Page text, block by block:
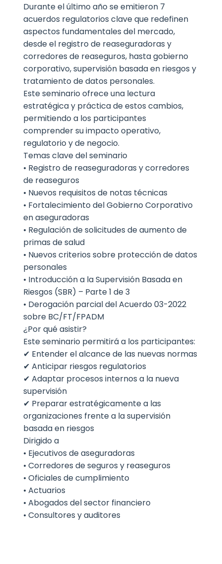
Durante el último año se emitieron 7
acuerdos regulatorios clave que redefinen
aspectos fundamentales del mercado,
desde el registro de reaseguradoras y
corredores de reaseguros, hasta gobierno
corporativo, supervisión basada en riesgos y
tratamiento de datos personales.
Este seminario ofrece una lectura
estratégica y práctica de estos cambios,
permitiendo a los participantes
comprender su impacto operativo,
regulatorio y de negocio.
Temas clave del seminario
• Registro de reaseguradoras y corredores
de reaseguros
• Nuevos requisitos de notas técnicas
• Fortalecimiento del Gobierno Corporativo
en aseguradoras
• Regulación de solicitudes de aumento de
primas de salud
• Nuevos criterios sobre protección de datos
personales
• Introducción a la Supervisión Basada en
Riesgos (SBR) – Parte 1 de 3
• Derogación parcial del Acuerdo 03-2022
sobre BC/FT/FPADM
¿Por qué asistir?
Este seminario permitirá a los participantes:
✔ Entender el alcance de las nuevas normas
✔ Anticipar riesgos regulatorios
✔ Adaptar procesos internos a la nueva
supervisión
✔ Preparar estratégicamente a las
organizaciones frente a la supervisión
basada en riesgos
Dirigido a
• Ejecutivos de aseguradoras
• Corredores de seguros y reaseguros
• Oficiales de cumplimiento
• Actuarios
• Abogados del sector financiero
• Consultores y auditores